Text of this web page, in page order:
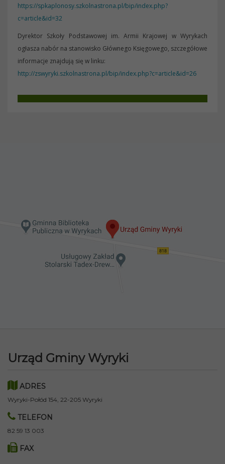
https://spkaplonosy.szkolnastrona.pl/bip/index.php?
c=article&id=32
Dyrektor Szkoły Podstawowej im. Armii Krajowej w Wyrykach
ogłasza nabór na stanowisko Głównego Księgowego, szczegółowe
informacje znajdują się w linku:
http://zswyryki.szkolnastrona.pl/bip/index.php?c=article&id=26
Urząd Gminy Wyryki
ADRES
Wyryki-Połód 154, 22-205 Wyryki
TELEFON
82 59 13 003
FAX